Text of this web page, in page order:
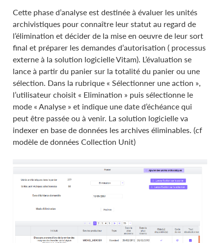
Cette phase d’analyse est destinée à évaluer les unités
archivistiques pour connaître leur statut au regard de
l’élimination et décider de la mise en oeuvre de leur sort
final et préparer les demandes d’autorisation ( processus
externe à la solution logicielle Vitam). L’évaluation se
lance à partir du panier sur la totalité du panier ou une
sélection. Dans la rubrique « Sélectionner une action »,
l’utilisateur choisit « Elimination » puis sélectionne le
mode « Analyse » et indique une date d’échéance qui
peut être passée ou à venir. La solution logicielle va
indexer en base de données les archives éliminables. (cf
modèle de données Collection Unit)